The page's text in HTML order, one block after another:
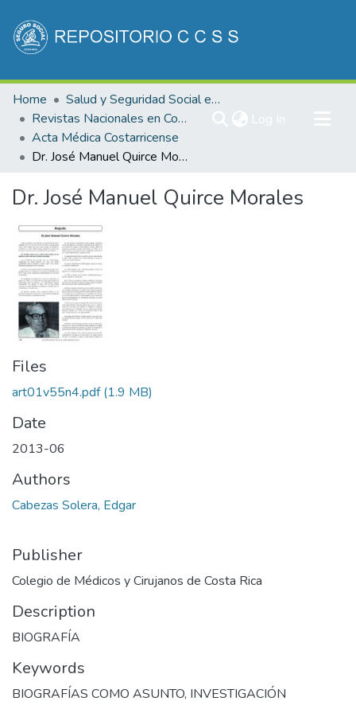
Communities & Collections
All of DSpace
Statistics
Home
Salud y Seguridad Social en Costa Rica
Revistas Nacionales en Costa Rica
Acta Médica Costarricense
Dr. José Manuel Quirce Morales
Dr. José Manuel Quirce Morales
Files
art01v55n4.pdf(1.9 MB)
Date
2013-06
Authors
Cabezas Solera, Edgar
Publisher
Colegio de Médicos y Cirujanos de Costa Rica
Description
BIOGRAFÍA
Keywords
BIOGRAFÍAS COMO ASUNTO, INVESTIGACIÓN